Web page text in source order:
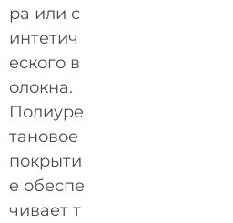
ра или с
интетич
еского в
олокна.
Полиуре
тановое
покрыти
е обеспе
чивает т